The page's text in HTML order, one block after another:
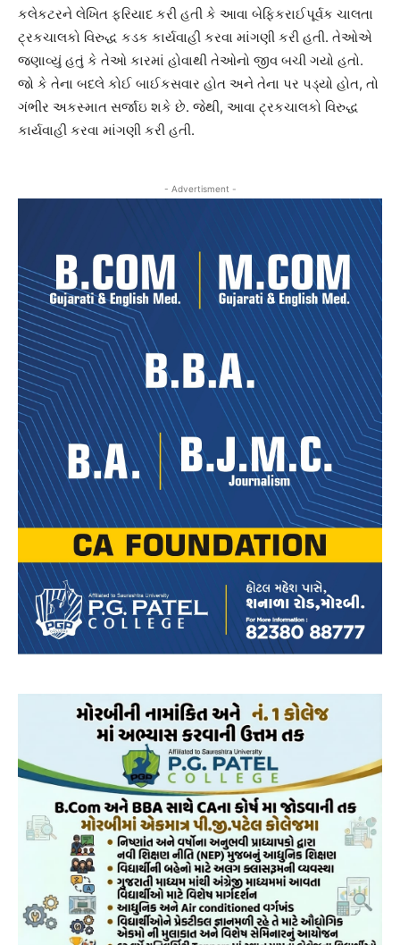
કલેકટરને લેખિત ફરિયાદ કરી હતી કે આવા બેફિકરાઈપૂર્વક ચાલતા
ટ્રકચાલકો વિરુદ્ધ કડક કાર્યવાહી કરવા માંગણી કરી હતી. તેઓએ
જણાવ્યું હતું કે તેઓ કારમાં હોવાથી તેઓનો જીવ બચી ગયો હતો.
જો કે તેના બદલે કોઈ બાઈકસવાર હોત અને તેના પર પડ્યો હોત, તો
ગંભીર અકસ્માત સર્જાઇ શકે છે. જેથી, આવા ટ્રકચાલકો વિરુદ્ધ
કાર્યવાહી કરવા માંગણી કરી હતી.
- Advertisment -